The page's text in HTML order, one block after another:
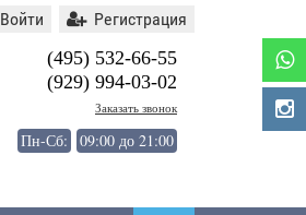
(495) 532-66-55
(929) 994-03-02
Заказать звонок
Пн-Сб: 09:00 до 21:00
Войти Регистрация